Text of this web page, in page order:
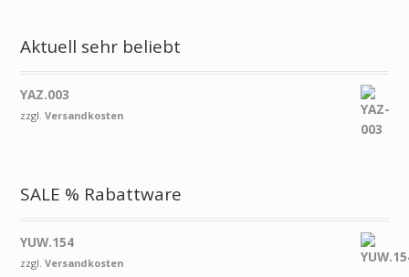
Aktuell sehr beliebt
YAZ.003
zzgl.Versandkosten
SALE % Rabattware
YUW.154
zzgl.Versandkosten